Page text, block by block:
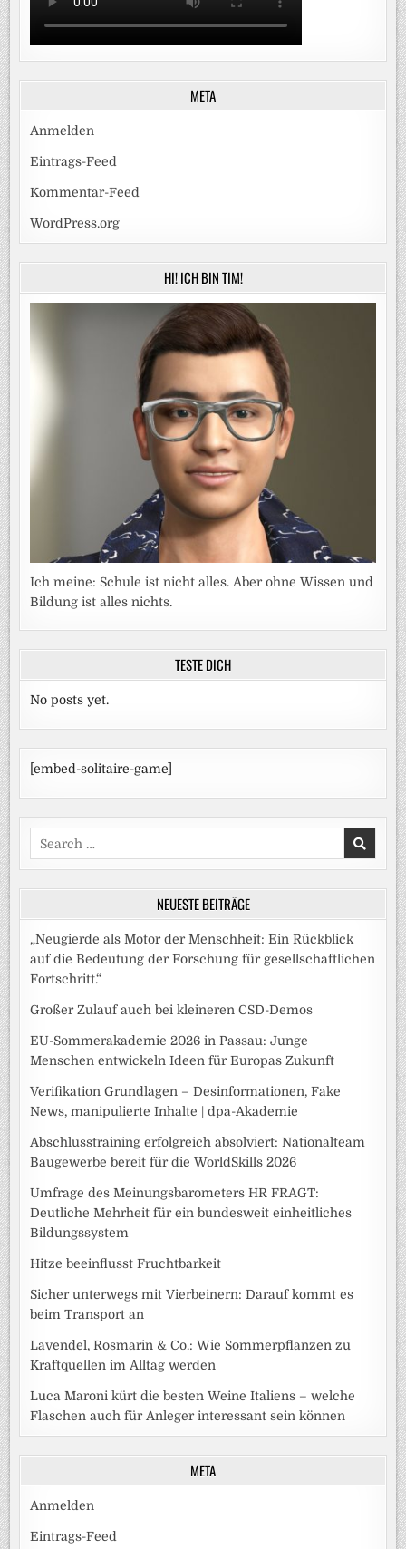
META
Anmelden
Eintrags-Feed
Kommentar-Feed
WordPress.org
HI! ICH BIN TIM!
Ich meine: Schule ist nicht alles. Aber ohne Wissen und
Bildung ist alles nichts.
TESTE DICH
No posts yet.
[embed-solitaire-game]
Search
for:
NEUESTE BEITRÄGE
„Neugierde als Motor der Menschheit: Ein Rückblick
auf die Bedeutung der Forschung für gesellschaftlichen
Fortschritt.“
Großer Zulauf auch bei kleineren CSD-Demos
EU-Sommerakademie 2026 in Passau: Junge
Menschen entwickeln Ideen für Europas Zukunft
Verifikation Grundlagen – Desinformationen, Fake
News, manipulierte Inhalte | dpa-Akademie
Abschlusstraining erfolgreich absolviert: Nationalteam
Baugewerbe bereit für die WorldSkills 2026
Umfrage des Meinungsbarometers HR FRAGT:
Deutliche Mehrheit für ein bundesweit einheitliches
Bildungssystem
Hitze beeinflusst Fruchtbarkeit
Sicher unterwegs mit Vierbeinern: Darauf kommt es
beim Transport an
Lavendel, Rosmarin & Co.: Wie Sommerpflanzen zu
Kraftquellen im Alltag werden
Luca Maroni kürt die besten Weine Italiens – welche
Flaschen auch für Anleger interessant sein können
META
Anmelden
Eintrags-Feed